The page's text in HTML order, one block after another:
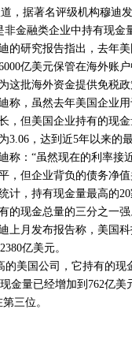
，据著名评级机构穆迪
金融类企业中持有现金
的研究报告指出，去年
亿美元保管在海外账
这批海外资金提供免税
称，虽然去年美国企业
，但美国企业持有的现
3.06，达到近5年以来的
称：“虽然现在的利率接
，但企业背负的债务净
计，持有现金量最高的
的现金总量的三分之一
上月发布报告称，美国
亿美元。
的美国公司，它持有的
金量已经增加到762亿
三位。